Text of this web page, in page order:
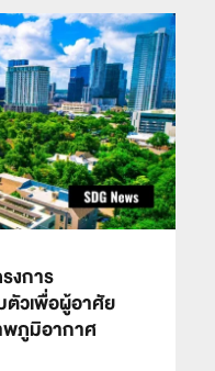
งการ
ตัวเพื่อผู้อาศัย
พภูมิอากาศ